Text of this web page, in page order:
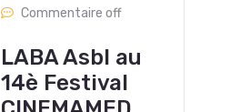
Commentaire off
LABA Asbl au
14è Festival